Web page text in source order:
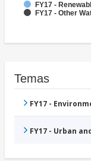
FY17 -
FY17 - Other
Temas
FY17 -
FY17 - Urban